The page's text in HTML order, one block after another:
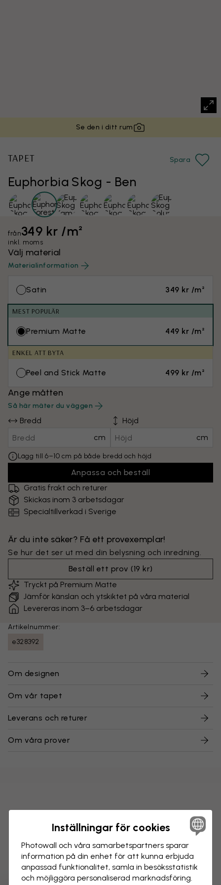
Se den i ditt rum
Euphorbia Skog - Ben
TAPET Spara
från349 kr /m²
inkl. moms
Välj material
Materialinformation
Satin 349 kr /m²
MEST POPULÄR
Premium Matte 449 kr /m²
ENKEL ATT BYTA
Peel and Stick Matte 499 kr /m²
Ange måtten
Så här mäter du väggen
Bredd
cm
Höjd
cm
Lägg till 6–10 cm på både bredd och höjd
Anpassa och beställ
Gratis frakt och returer
Skickas inom 3 arbetsdagar
Specialtillverkad i Sverige
Är du inte säker? Få ett provexemplar!
Se hur det ser ut med din belysning och inredning.
Beställ ett prov (19 kr)
Tryckt på Premium Matte
Jämför känslan och ytskiktet på våra material
Levereras inom 3–6 arbetsdagar
Artikelnummer:
e328392
Om designen
Om vår tapet
Leverans och returer
Om våra prover
Inställningar för cookies
Photowall och våra samarbets­partners sparar
information på din enhet för att kunna erbjuda
anpassad funktionalitet, samla in besöks­statistik
och möjliggöra personaliserad marknads­föring.